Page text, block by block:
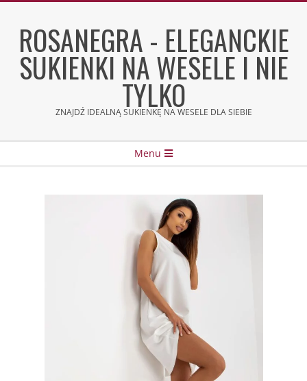
contentROSANEGRA - ELEGANCKIE
SUKIENKI NA WESELE I NIE
TYLKO
ZNAJDŹ IDEALNĄ SUKIENKĘ NA WESELE DLA SIEBIE
Menu